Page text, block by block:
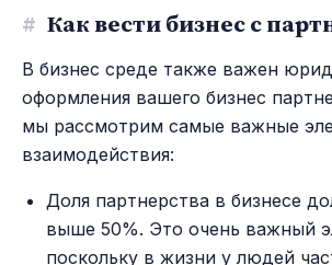
# Как вести бизнес с
В бизнес среде также важен
оформления вашего бизнес
мы рассмотрим самые важные
взаимодействия:
Доля партнерства в бизнесе
выше 50%. Это очень важный
поскольку в жизни у людей